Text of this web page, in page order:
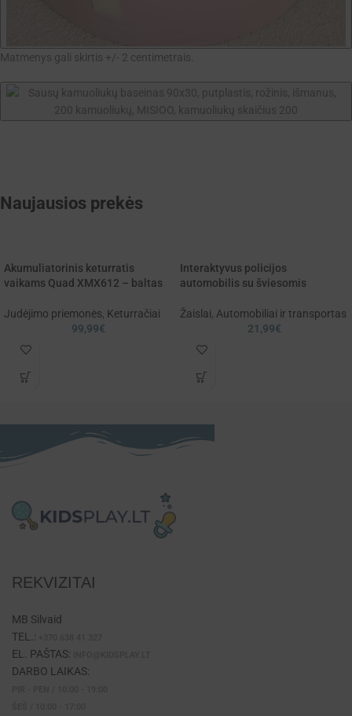
Matmenys gali skirtis +/- 2 centimetrais.
Naujausios prekės
Akumuliatorinis keturratis
vaikams Quad XMX612 – baltas
Judėjimo priemonės, Keturračiai
99,99€
Interaktyvus policijos
automobilis su šviesomis
Žaislai, Automobiliai ir transportas
21,99€
REKVIZITAI
MB Silvaid
TEL.:
EL. PAŠTAS:
DARBO LAIKAS: